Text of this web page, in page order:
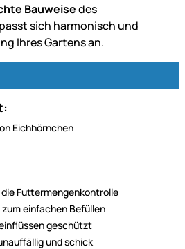
Bauweisedes
sich harmonisch und
Ihres Gartens an.
Eichhörnchen
Futtermengenkontrolle
einfachen Befüllen
geschützt
und schick